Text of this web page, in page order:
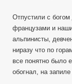
Отпустили с
французами и
альпинисты,
ниразу что по
все понятно было
обогнал, на